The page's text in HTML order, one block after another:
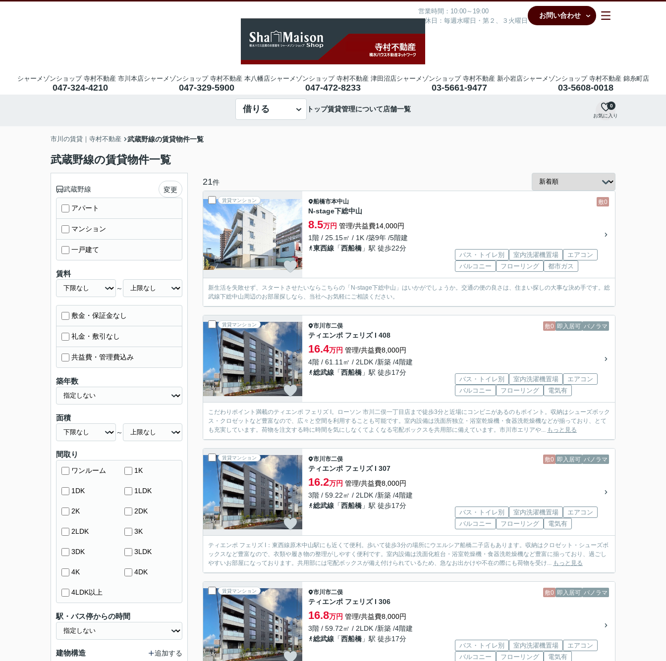
営業時間：10:00～19:00
定休日：毎週水曜日・第２、３火曜日
お問い合わせ
シャーメゾンショップ 寺村不動産 市川本店
047-324-4210
シャーメゾンショップ 寺村不動産 本八幡店
047-329-5900
シャーメゾンショップ 寺村不動産 津田沼店
047-472-8233
シャーメゾンショップ 寺村不動産 新小岩店
03-5661-9477
シャーメゾンショップ 寺村不動産 錦糸町店
03-5608-0018
借りる トップ賃貸管理について店舗一覧
お気に入り
0
市川の賃貸｜寺村不動産 武蔵野線の賃貸物件一覧
武蔵野線の賃貸物件一覧
21件
賃貸マンション 敷0
船橋市本中山
N-stage下総中山
8.5万円 管理/共益費14,000円
1階 / 25.15㎡ / 1K /築9年 /5階建
東西線 「西船橋 」駅 徒歩22分
バス・トイレ別 室内洗濯機置場
エアコン
バルコニー
フローリング 都市ガス
新生活を失敗せず、スタートさせたいならこちらの「N-stage下総中山」はいかがでしょうか。交通の便の良さは、住まい探しの大事な決め手です。総
武線下総中山周辺のお部屋探しなら、当社へお気軽にご相談ください。
賃貸マンション 敷0 即入居可 パノラマ
市川市二俣
ティエンポ フェリズ I 408
16.4万円 管理/共益費8,000円
4階 / 61.11㎡ / 2LDK /新築 /4階建
総武線 「西船橋 」駅 徒歩17分
バス・トイレ別 室内洗濯機置場
エアコン
バルコニー
フローリング 電気有
こだわりポイント満載のティエンポ フェリズ I。ローソン 市川二俣一丁目店まで徒歩3分と近場にコンビニがあるのもポイント。収納はシューズボック
ス・クロゼットなど豊富なので、広々と空間を利用することも可能です。室内設備は洗面所独立・浴室乾燥機・食器洗乾燥機などが揃っており、とて
も充実しています。荷物を注文する時に時間を気にしなくてよくなる宅配ボックスを共用部に備えています。市川市エリアや... もっと見る
賃貸マンション 敷0 即入居可 パノラマ
市川市二俣
ティエンポ フェリズ I 307
16.2万円 管理/共益費8,000円
3階 / 59.22㎡ / 2LDK /新築 /4階建
総武線 「西船橋 」駅 徒歩17分
バス・トイレ別 室内洗濯機置場
エアコン
バルコニー
フローリング 電気有
ティエンポ フェリズ I：東西線原木中山駅にも近くて便利。歩いて徒歩3分の場所にウエルシア船橋二子店もあります。収納はクロゼット・シューズボ
ックスなど豊富なので、衣類や履き物の整理がしやすく便利です。室内設備は洗面化粧台・浴室乾燥機・食器洗乾燥機など豊富に揃っており、過ごし
やすいお部屋になっております。共用部には宅配ボックスが備え付けられているため、急なお出かけや不在の際にも荷物を受け... もっと見る
賃貸マンション 敷0 即入居可 パノラマ
市川市二俣
ティエンポ フェリズ I 306
16.8万円 管理/共益費8,000円
3階 / 59.72㎡ / 2LDK /新築 /4階建
総武線 「西船橋 」駅 徒歩17分
バス・トイレ別 室内洗濯機置場
エアコン
バルコニー
フローリング 電気有
武蔵野線 変更
アパート
マンション
一戸建て
賃料
～
敷金・保証金なし
礼金・敷引なし
共益費・管理費込み
築年数
面積
～
間取り
ワンルーム 1K
1DK 1LDK
2K 2DK
2LDK 3K
3DK 3LDK
4K 4DK
4LDK以上
駅・バス停からの時間
建物構造 追加する